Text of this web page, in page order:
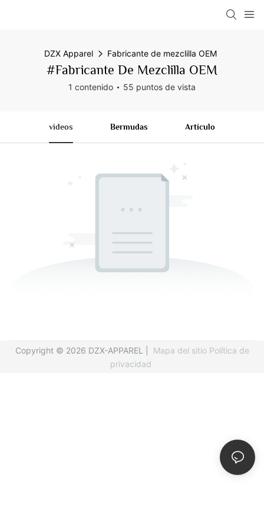
DZX Apparel Fabricante de mezclilla OEM
#Fabricante De Mezclilla OEM
1 contenido 55 puntos de vista
videos Bermudas Artículo
Copyright © 2026 DZX-APPAREL | Mapa del sitio Política de
privacidad